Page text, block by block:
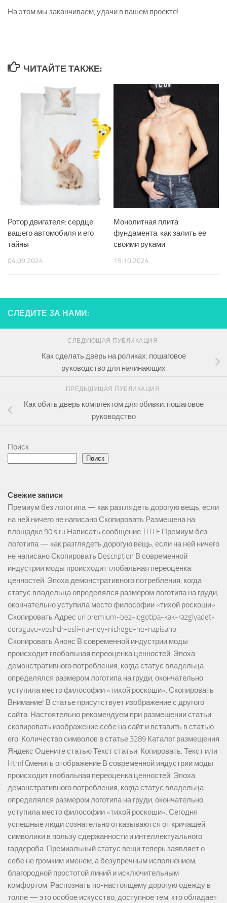
На этом мы заканчиваем, удачи в вашем проекте!
ЧИТАЙТЕ ТАКЖЕ:
Ротор двигателя: сердце
вашего автомобиля и его
тайны
04.09.2024
Монолитная плита
фундамента: как залить ее
своими руками
15.10.2024
СЛЕДИТЕ ЗА НАМИ:
СЛЕДУЮЩАЯ ПУБЛИКАЦИЯ
Как сделать дверь на роликах: пошаговое
руководство для начинающих
ПРЕДЫДУЩАЯ ПУБЛИКАЦИЯ
Как обить дверь комплектом для обивки: пошаговое
руководство
Поиск
Поиск
Свежие записи
Премиум без логотипа — как разглядеть дорогую вещь, если
на ней ничего не написано Скопировать Размещена на
площадке 90is.ru Написать сообщение TITLE Премиум без
логотипа — как разглядеть дорогую вещь, если на ней ничего
не написано Скопировать Description В современной
индустрии моды происходит глобальная переоценка
ценностей. Эпоха демонстративного потребления, когда
статус владельца определялся размером логотипа на груди,
окончательно уступила место философии «тихой роскоши».
Скопировать Адрес url premium-bez-logotipa-kak-razglyadet-
doroguyu-veshch-esli-na-ney-nichego-ne-napisano
Скопировать Анонс В современной индустрии моды
происходит глобальная переоценка ценностей. Эпоха
демонстративного потребления, когда статус владельца
определялся размером логотипа на груди, окончательно
уступила место философии «тихой роскоши». Скопировать
Внимание! В статье присутствует изображение с другого
сайта. Настоятельно рекомендуем при размещении статьи
скопировать изображение себе на сайт и вставить в статью
его. Количество символов в статье 3289 Каталог размещения
Яндекс Оцените статью Текст статьи: Копировать: Текст или
Html Cменить отображение В современной индустрии моды
происходит глобальная переоценка ценностей. Эпоха
демонстративного потребления, когда статус владельца
определялся размером логотипа на груди, окончательно
уступила место философии «тихой роскоши». Сегодня
успешные люди сознательно отказываются от кричащей
символики в пользу сдержанности и интеллектуального
гардероба. Премиальный статус вещи теперь заявляет о
себе не громким именем, а безупречным исполнением,
благородной простотой линий и исключительным
комфортом. Распознать по-настоящему дорогую одежду в
толпе — это особое искусство, доступное тем, кто обладает